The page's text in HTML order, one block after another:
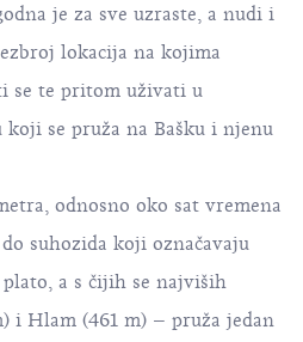
je za sve uzraste, a nudi i
lokacija na kojima
se te pritom uživati u
koji se pruža na Bašku i njenu
odnosno oko sat vremena
suhozida koji označavaju
plato, a s čijih se najviših
i Hlam (461 m) – pruža jedan